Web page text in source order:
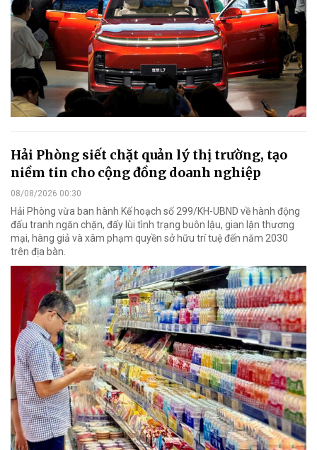
Hải Phòng siết chặt quản lý thị trường, tạo
niềm tin cho cộng đồng doanh nghiệp
08/08/2026 00:30
Hải Phòng vừa ban hành Kế hoạch số 299/KH-UBND về hành động
đấu tranh ngăn chặn, đẩy lùi tình trạng buôn lậu, gian lận thương
mại, hàng giả và xâm phạm quyền sở hữu trí tuệ đến năm 2030
trên địa bàn.